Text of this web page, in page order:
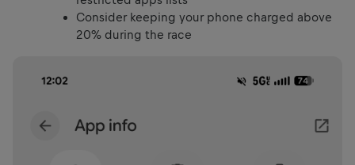
Consider keeping your phone charged above
20% during the race